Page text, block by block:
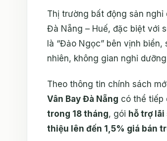
Thị trường bất động sản
Đà Nẵng – Huế, đặc biệt với
là “Đảo Ngọc” bên vịnh
nhiên, không gian nghỉ
Theo thông tin chính sách
Vân Bay Đà Nẵng có thể tiếp
trong 18 tháng, gói hỗ trợ
thiệu lên đến 1,5% giá bán